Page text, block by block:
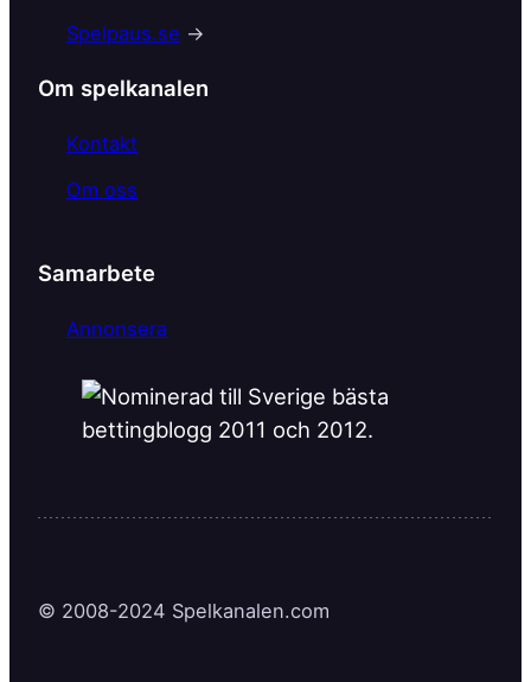
o
k
Spelpaus.se →
Om spelkanalen
Kontakt
Om oss
Samarbete
Annonsera
© 2008-2024 Spelkanalen.com